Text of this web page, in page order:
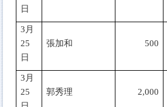
日
3 月
25
日
張加和 500
3 月
25
郭秀理 2,000